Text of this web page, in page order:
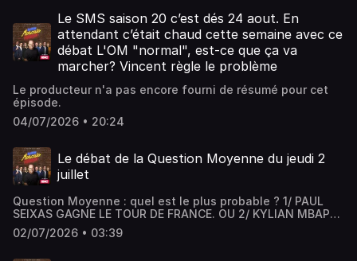
Journal Moyen.
Le SMS saison 20 c’est dés 24 aout. En
attendant c’était chaud cette semaine avec ce
débat L'OM "normal", est-ce que ça va
marcher? Vincent règle le problème
Le producteur n'a pas encore fourni de résumé pour cet
épisode.
04/07/2026 • 20:24
Le débat de la Question Moyenne du jeudi 2
juillet
Question Moyenne : quel est le plus probable ? 1/ PAUL
SEIXAS GAGNE LE TOUR DE FRANCE. OU 2/ KYLIAN MBAPPÉ
TERMINE LA COUPE DU MONDE AVEC 15 BUTS.
02/07/2026 • 03:39